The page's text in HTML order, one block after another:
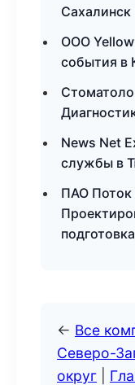
Сахалинск
ООО Yellow
события в
News Net
службы в
ПАО Поток
← Все
Северо-
округ